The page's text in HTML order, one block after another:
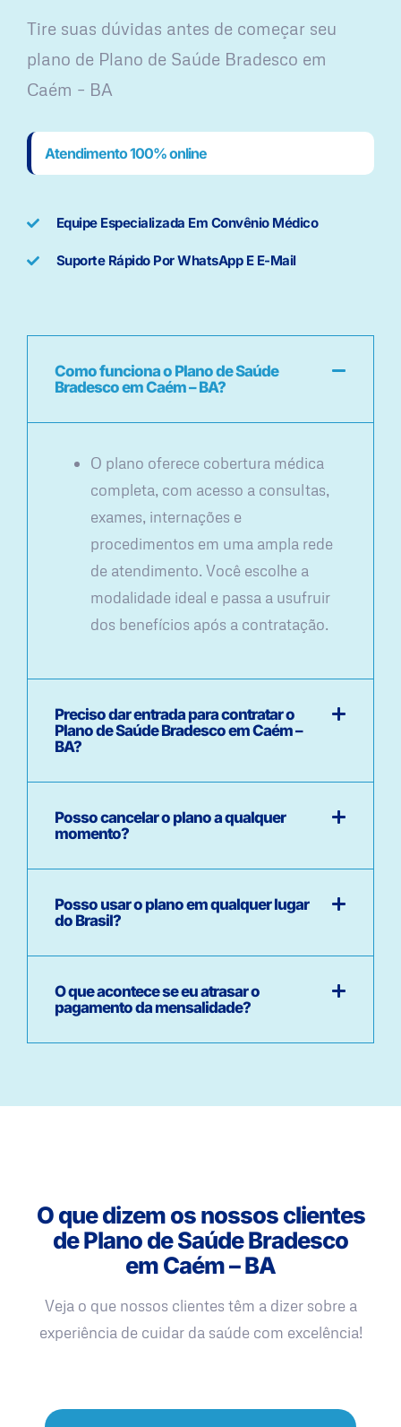
Tire suas dúvidas antes de começar seu
plano ​de Plano de Saúde Bradesco em
Caém – BA
Atendimento 100% online
Equipe Especializada Em Convênio Médico
Suporte Rápido Por WhatsApp E E-Mail
Como funciona o Plano de Saúde
Bradesco em Caém – BA?
O plano oferece cobertura médica
completa, com acesso a consultas,
exames, internações e
procedimentos em uma ampla rede
de atendimento. Você escolhe a
modalidade ideal e passa a usufruir
dos benefícios após a contratação.
Preciso dar entrada para contratar o
Plano de Saúde Bradesco em Caém –
BA?
Posso cancelar o plano a qualquer
momento?
Posso usar o plano em qualquer lugar
do Brasil?
O que acontece se eu atrasar o
pagamento da mensalidade?
O que dizem os nossos clientes
de Plano de Saúde Bradesco
em Caém – BA
Veja o que nossos clientes têm a dizer sobre a
experiência de cuidar da saúde com excelência!